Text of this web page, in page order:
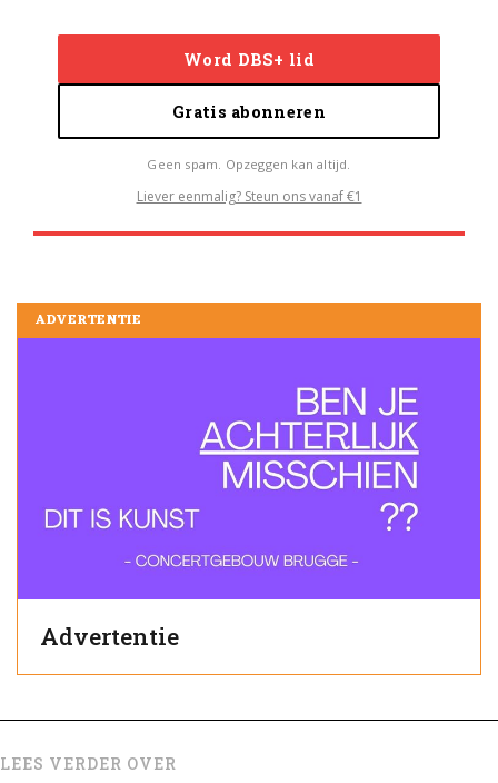
Word DBS+ lid
Gratis abonneren
Geen spam. Opzeggen kan altijd.
Liever eenmalig? Steun ons vanaf €1
ADVERTENTIE
Advertentie
LEES VERDER OVER